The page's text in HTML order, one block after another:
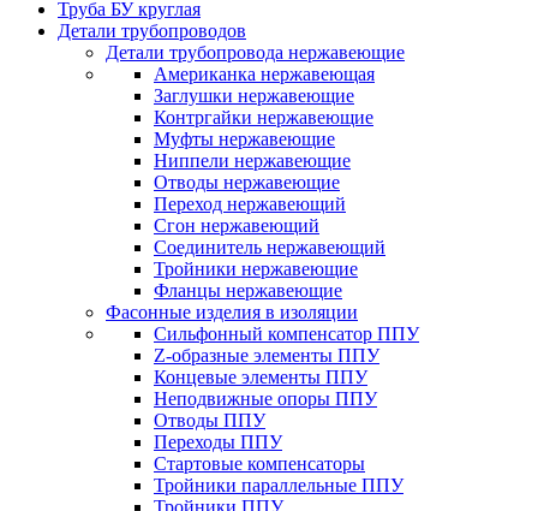
Труба БУ круглая
Детали трубопроводов
Детали трубопровода нержавеющие
Американка нержавеющая
Заглушки нержавеющие
Контргайки нержавеющие
Муфты нержавеющие
Ниппели нержавеющие
Отводы нержавеющие
Переход нержавеющий
Сгон нержавеющий
Соединитель нержавеющий
Тройники нержавеющие
Фланцы нержавеющие
Фасонные изделия в изоляции
Cильфонный компенсатор ППУ
Z-образные элементы ППУ
Концевые элементы ППУ
Неподвижные опоры ППУ
Отводы ППУ
Переходы ППУ
Стартовые компенсаторы
Тройники параллельные ППУ
Тройники ППУ